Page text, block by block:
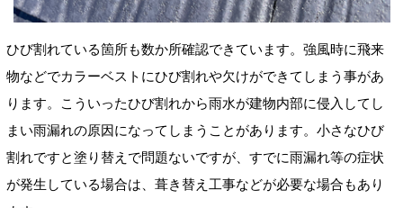
ひび割れている箇所も数か所確認できています。強風時に飛来
物などでカラーベストにひび割れや欠けができてしまう事があ
ります。こういったひび割れから雨水が建物内部に侵入してし
まい雨漏れの原因になってしまうことがあります。小さなひび
割れですと塗り替えで問題ないですが、すでに雨漏れ等の症状
が発生している場合は、葺き替え工事などが必要な場合もあり